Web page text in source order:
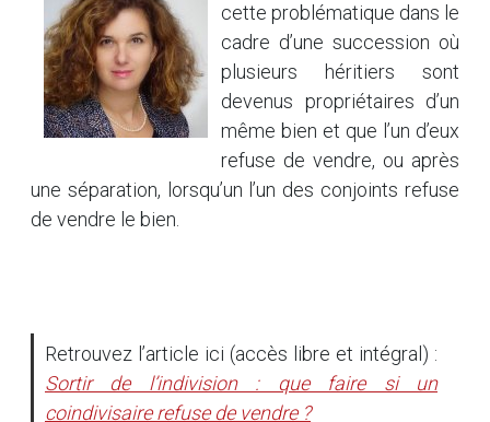
cette problématique dans le
cadre d’une succession où
plusieurs héritiers sont
devenus propriétaires d’un
même bien et que l’un d’eux
refuse de vendre, ou après
une séparation, lorsqu’un l’un des conjoints refuse
de vendre le bien.
Retrouvez l’article ici (accès libre et intégral) :
Sortir de l’indivision : que faire si un
coindivisaire refuse de vendre ?